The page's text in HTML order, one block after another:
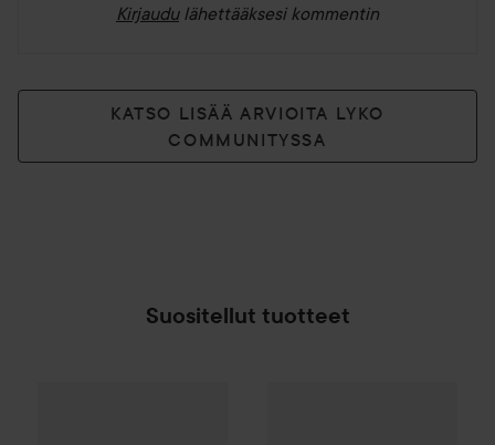
Kirjaudu lähettääksesi kommentin
KATSO LISÄÄ ARVIOITA LYKO
COMMUNITYSSA
Suositellut tuotteet